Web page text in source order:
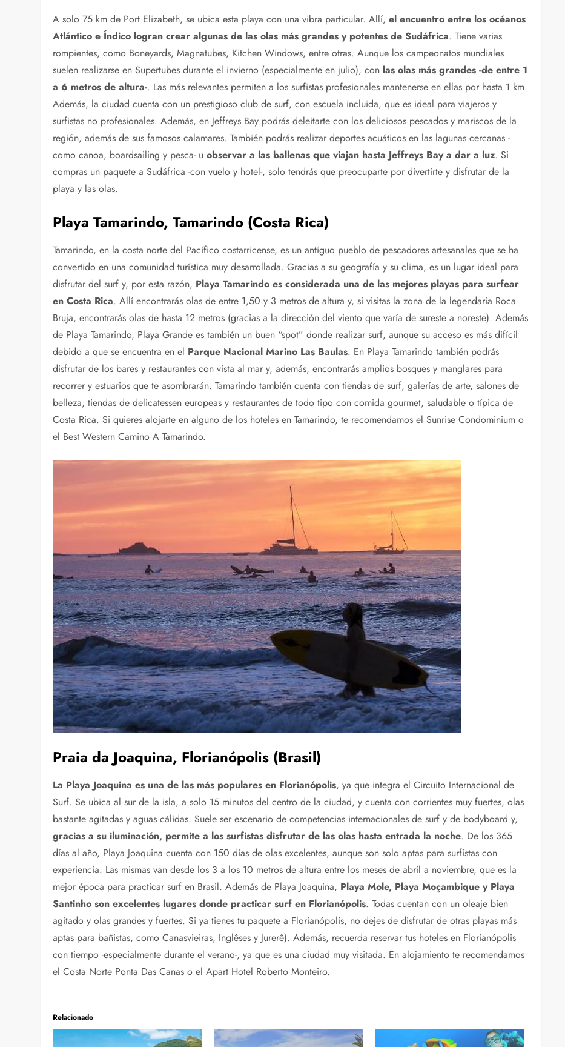
A solo 75 km de Port Elizabeth, se ubica esta playa con una vibra particular. Allí,el encuentro entre los océanos
Atlántico e Índico logran crear algunas de las olas más grandes y potentes de Sudáfrica. Tiene varias
rompientes, como Boneyards, Magnatubes, Kitchen Windows, entre otras. Aunque los campeonatos mundiales
suelen realizarse en Supertubes durante el invierno (especialmente en julio), con las olas más grandes -de entre 1
a 6 metros de altura-. Las más relevantes permiten a los surfistas profesionales mantenerse en ellas por hasta 1 km.
Además, la ciudad cuenta con un prestigioso club de surf, con escuela incluida, que es ideal para viajeros y
surfistas no profesionales. Además, en Jeffreys Bay podrás deleitarte con los deliciosos pescados y mariscos de la
región, además de sus famosos calamares. También podrás realizar deportes acuáticos en las lagunas cercanas -
como canoa, boardsailing y pesca- uobservar a las ballenas que viajan hasta Jeffreys Bay a dar a luz. Si
compras un paquete a Sudáfrica -con vuelo y hotel-, solo tendrás que preocuparte por divertirte y disfrutar de la
playa y las olas.
Playa Tamarindo, Tamarindo (Costa Rica)
Tamarindo, en la costa norte del Pacífico costarricense, es un antiguo pueblo de pescadores artesanales que se ha
convertido en una comunidad turística muy desarrollada. Gracias a su geografía y su clima, es un lugar ideal para
disfrutar del surf y, por esta razón, Playa Tamarindo es considerada una de las mejores playas para surfear
en Costa Rica. Allí encontrarás olas de entre 1,50 y 3 metros de altura y, si visitas la zona de la legendaria Roca
Bruja, encontrarás olas de hasta 12 metros (gracias a la dirección del viento que varía de sureste a noreste). Además
de Playa Tamarindo, Playa Grande es también un buen “spot” donde realizar surf, aunque su acceso es más difícil
debido a que se encuentra en el Parque Nacional Marino Las Baulas. En Playa Tamarindo también podrás
disfrutar de los bares y restaurantes con vista al mar y, además, encontrarás amplios bosques y manglares para
recorrer y estuarios que te asombrarán. Tamarindo también cuenta con tiendas de surf, galerías de arte, salones de
belleza, tiendas de delicatessen europeas y restaurantes de todo tipo con comida gourmet, saludable o típica de
Costa Rica. Si quieres alojarte en alguno de los hoteles en Tamarindo, te recomendamos el Sunrise Condominium o
el Best Western Camino A Tamarindo.
Praia da Joaquina, Florianópolis (Brasil)
La Playa Joaquina es una de las más populares en Florianópolis, ya que integra el Circuito Internacional de
Surf. Se ubica al sur de la isla, a solo 15 minutos del centro de la ciudad, y cuenta con corrientes muy fuertes, olas
bastante agitadas y aguas cálidas. Suele ser escenario de competencias internacionales de surf y de bodyboard y,
gracias a su iluminación, permite a los surfistas disfrutar de las olas hasta entrada la noche. De los 365
días al año, Playa Joaquina cuenta con 150 días de olas excelentes, aunque son solo aptas para surfistas con
experiencia. Las mismas van desde los 3 a los 10 metros de altura entre los meses de abril a noviembre, que es la
mejor época para practicar surf en Brasil. Además de Playa Joaquina, Playa Mole, Playa Moçambique y Playa
Santinho son excelentes lugares donde practicar surf en Florianópolis. Todas cuentan con un oleaje bien
agitado y olas grandes y fuertes. Si ya tienes tu paquete a Florianópolis, no dejes de disfrutar de otras playas más
aptas para bañistas, como Canasvieiras, Inglêses y Jurerê). Además, recuerda reservar tus hoteles en Florianópolis
con tiempo -especialmente durante el verano-, ya que es una ciudad muy visitada. En alojamiento te recomendamos
el Costa Norte Ponta Das Canas o el Apart Hotel Roberto Monteiro.
Relacionado